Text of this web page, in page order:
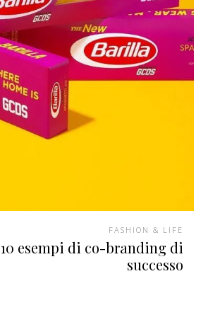
FASHION & LIFE
10 esempi di co-branding di
successo